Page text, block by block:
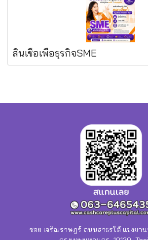
สินเชื่อเพื่อธุรกิจSME
ซอย เจริณราษฎร์ ถนนสาธรใต้ แขงยาน